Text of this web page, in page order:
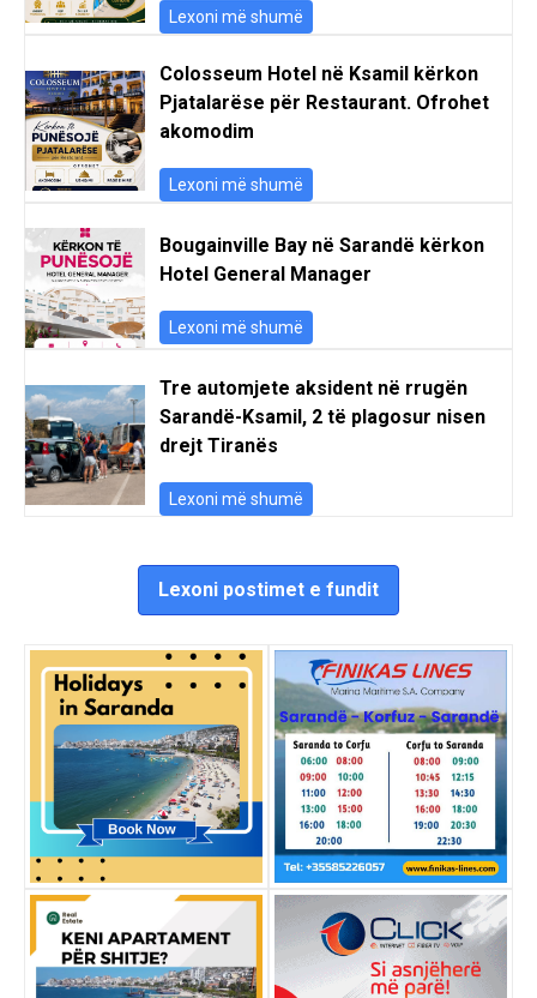
Lexoni më shumë
Colosseum Hotel në Ksamil kërkon
Pjatalarëse për Restaurant. Ofrohet
akomodim
Lexoni më shumë
Bougainville Bay në Sarandë kërkon
Hotel General Manager
Lexoni më shumë
Tre automjete aksident në rrugën
Sarandë-Ksamil, 2 të plagosur nisen
drejt Tiranës
Lexoni më shumë
Lexoni postimet e fundit